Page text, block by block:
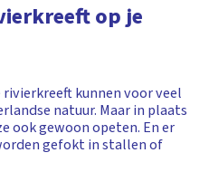
op je
kunnen voor veel
natuur. Maar in plaats
ook gewoon opeten. En er
gefokt in stallen of